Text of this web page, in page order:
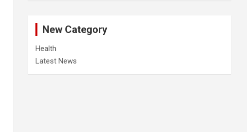
New Category
Health
Latest News